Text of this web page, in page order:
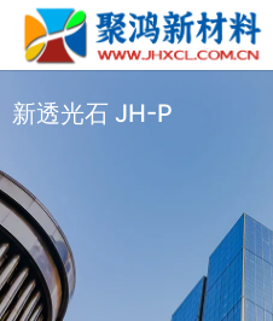
新透光石 JH-P